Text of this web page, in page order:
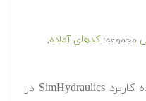
مجموعه:کدهای آماده,
‫در ادامه کدها و برنامه های آماده کاربرد SimHydraulics در